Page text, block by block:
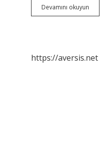
Devamını okuyun
Âyet
https://aversis.net